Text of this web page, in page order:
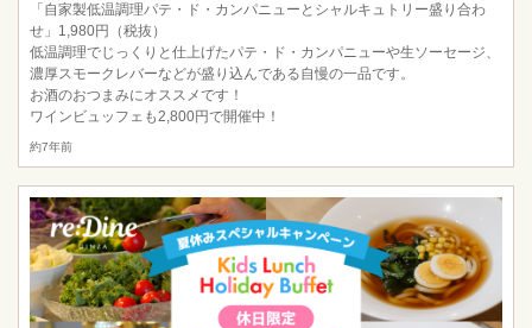
「自家製低温調理パテ・ド・カンパニューとシャルキュトリー盛り合わ
せ」1,980円（税抜）
低温調理でじっくりと仕上げたパテ・ド・カンパニューや生ソーセージ、
濃厚スモークレバーなどが盛り込んである自慢の一品です。
お酒のおつまみにオススメです！
ワインビュッフェも2,800円で開催中！
約7年前